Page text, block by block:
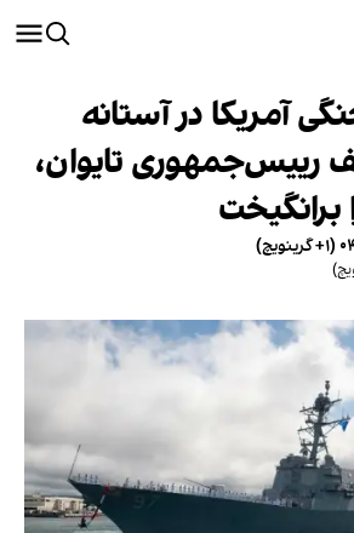
آمریکا در آستانه
رییس‌جمهوری تایوان،